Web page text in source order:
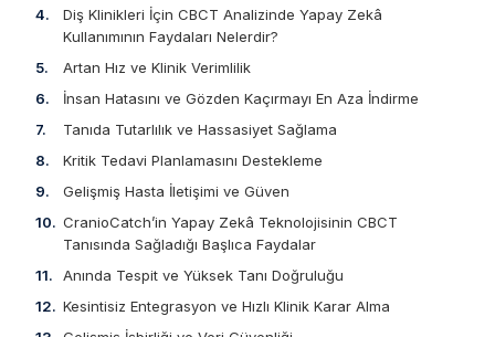
Diş Klinikleri İçin CBCT Analizinde Yapay Zekâ
Kullanımının Faydaları Nelerdir?
Artan Hız ve Klinik Verimlilik
İnsan Hatasını ve Gözden Kaçırmayı En Aza İndirme
Tanıda Tutarlılık ve Hassasiyet Sağlama
Kritik Tedavi Planlamasını Destekleme
Gelişmiş Hasta İletişimi ve Güven
CranioCatch’in Yapay Zekâ Teknolojisinin CBCT
Tanısında Sağladığı Başlıca Faydalar
Anında Tespit ve Yüksek Tanı Doğruluğu
Kesintisiz Entegrasyon ve Hızlı Klinik Karar Alma